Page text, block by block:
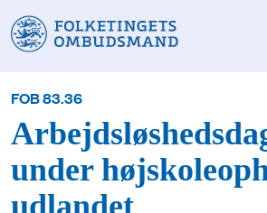
FOB 83.36
under